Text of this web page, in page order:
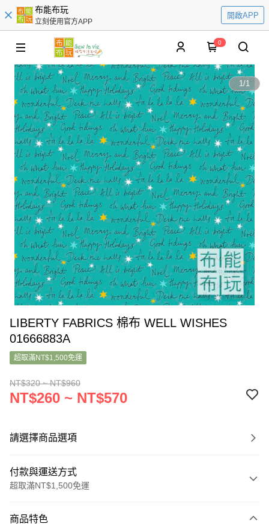
布能布玩
立刻使用官方APP
開啟APP
0
1/1
LIBERTY FABRICS 棉布 WELL WISHES
01666883A
超取滿NT$1,500免運
NT$320 ~ NT$960
NT$260 ~ NT$570
請選擇商品選項
付款與運送方式
超取滿NT$1,500免運
商品特色